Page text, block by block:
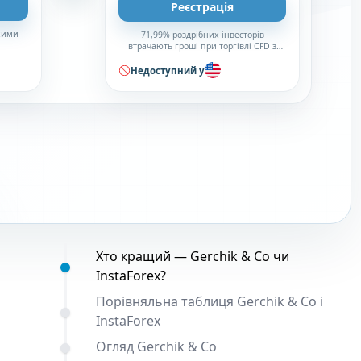
Реєстрація
71,99% роздрібних інвесторів
втрачають гроші при торгівлі CFD з
Недоступний у
Хто кращий — Gerchik & Co чи
InstaForex?
Порівняльна таблиця Gerchik & Co і
InstaForex
Огляд Gerchik & Co